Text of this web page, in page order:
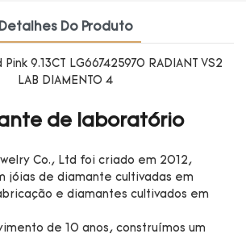
Detalhes Do Produto
de laboratório
Co., Ltd foi criado em 2012,
jóias de diamante cultivadas em
e diamantes cultivados em
de 10 anos, construímos um